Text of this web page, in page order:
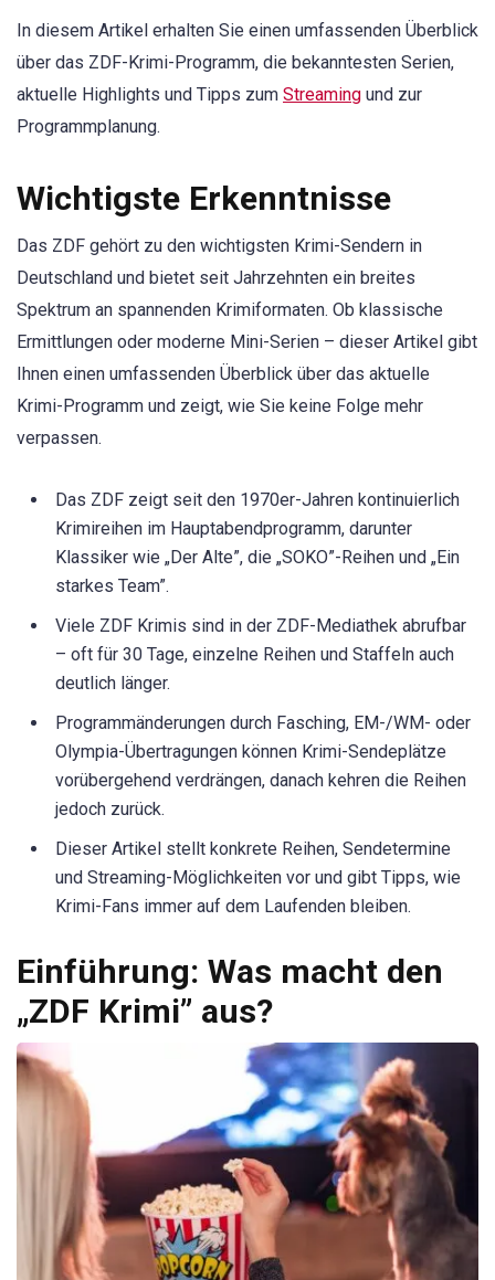
In diesem Artikel erhalten Sie einen umfassenden Überblick
über das ZDF-Krimi-Programm, die bekanntesten Serien,
aktuelle Highlights und Tipps zum Streaming und zur
Programmplanung.
Wichtigste Erkenntnisse
Das ZDF gehört zu den wichtigsten Krimi-Sendern in
Deutschland und bietet seit Jahrzehnten ein breites
Spektrum an spannenden Krimiformaten. Ob klassische
Ermittlungen oder moderne Mini-Serien – dieser Artikel gibt
Ihnen einen umfassenden Überblick über das aktuelle
Krimi-Programm und zeigt, wie Sie keine Folge mehr
verpassen.
Das ZDF zeigt seit den 1970er-Jahren kontinuierlich
Krimireihen im Hauptabendprogramm, darunter
Klassiker wie „Der Alte”, die „SOKO”-Reihen und „Ein
starkes Team”.
Viele ZDF Krimis sind in der ZDF-Mediathek abrufbar
– oft für 30 Tage, einzelne Reihen und Staffeln auch
deutlich länger.
Programmänderungen durch Fasching, EM-/WM- oder
Olympia-Übertragungen können Krimi-Sendeplätze
vorübergehend verdrängen, danach kehren die Reihen
jedoch zurück.
Dieser Artikel stellt konkrete Reihen, Sendetermine
und Streaming-Möglichkeiten vor und gibt Tipps, wie
Krimi-Fans immer auf dem Laufenden bleiben.
Einführung: Was macht den
„ZDF Krimi” aus?